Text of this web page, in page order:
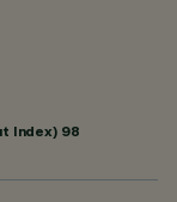
Index) 98